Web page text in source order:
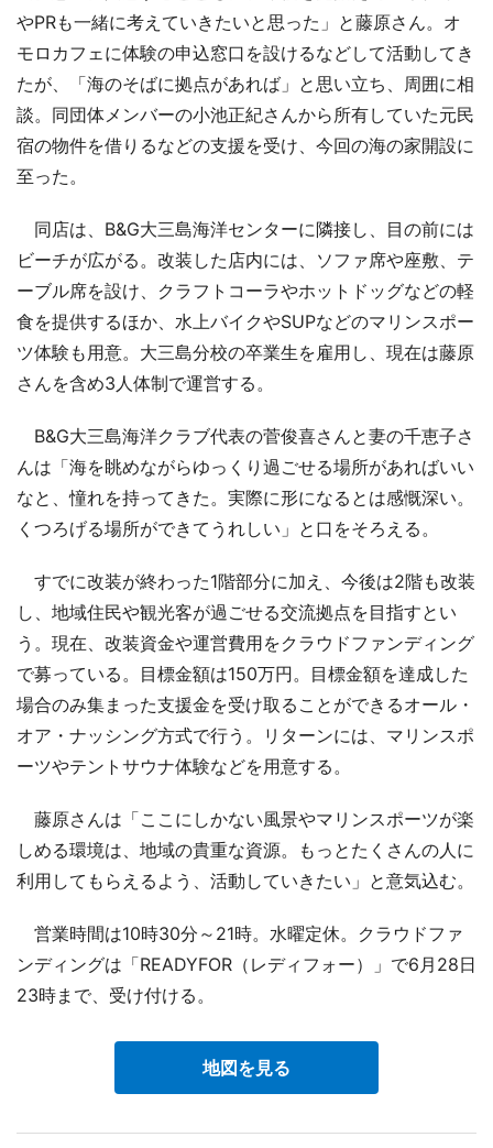
やPRも一緒に考えていきたいと思った」と藤原さん。オ
モロカフェに体験の申込窓口を設けるなどして活動してき
たが、「海のそばに拠点があれば」と思い立ち、周囲に相
談。同団体メンバーの小池正紀さんから所有していた元民
宿の物件を借りるなどの支援を受け、今回の海の家開設に
至った。
同店は、B&G大三島海洋センターに隣接し、目の前には
ビーチが広がる。改装した店内には、ソファ席や座敷、テ
ーブル席を設け、クラフトコーラやホットドッグなどの軽
食を提供するほか、水上バイクやSUPなどのマリンスポー
ツ体験も用意。大三島分校の卒業生を雇用し、現在は藤原
さんを含め3人体制で運営する。
B&G大三島海洋クラブ代表の菅俊喜さんと妻の千恵子さ
んは「海を眺めながらゆっくり過ごせる場所があればいい
なと、憧れを持ってきた。実際に形になるとは感慨深い。
くつろげる場所ができてうれしい」と口をそろえる。
すでに改装が終わった1階部分に加え、今後は2階も改装
し、地域住民や観光客が過ごせる交流拠点を目指すとい
う。現在、改装資金や運営費用をクラウドファンディング
で募っている。目標金額は150万円。目標金額を達成した
場合のみ集まった支援金を受け取ることができるオール・
オア・ナッシング方式で行う。リターンには、マリンスポ
ーツやテントサウナ体験などを用意する。
藤原さんは「ここにしかない風景やマリンスポーツが楽
しめる環境は、地域の貴重な資源。もっとたくさんの人に
利用してもらえるよう、活動していきたい」と意気込む。
営業時間は10時30分～21時。水曜定休。クラウドファ
ンディングは「READYFOR（レディフォー）」で6月28日
23時まで、受け付ける。
地図を見る